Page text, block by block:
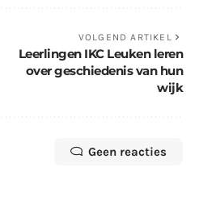
VOLGEND ARTIKEL
Leerlingen IKC Leuken leren
over geschiedenis van hun
wijk
Geen reacties